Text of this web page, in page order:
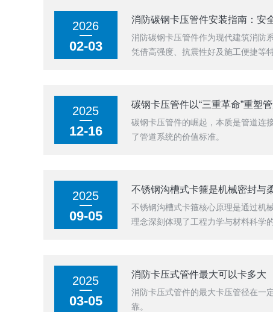
2026
02-03
消防碳钢卡压管件安装指南：安
消防碳钢卡压管件作为现代建筑消防
凭借高强度、抗震性好及施工便捷等
2025
12-16
碳钢卡压管件以“三重革命”重塑
碳钢卡压管件的崛起，本质是管道连
了管道系统的价值标准。
2025
09-05
不锈钢沟槽式卡箍是机械密封与
不锈钢沟槽式卡箍核心原理是通过机
理念深刻体现了工程力学与材料科学
2025
03-05
消防卡压式管件最大可以卡多大
消防卡压式管件的最大卡压管径在一
靠。